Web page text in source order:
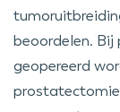
beoordelen.
geopereerd
prostatectomie